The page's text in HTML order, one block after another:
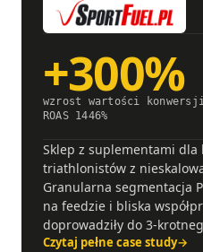
+300%
wzrost wartości
ROAS 1446%
Sklep z suplementami dla
triathlonistów z
Granularna segmentacja
na feedzie i bliska
doprowadziły do 3-
Czytaj pełne case study→